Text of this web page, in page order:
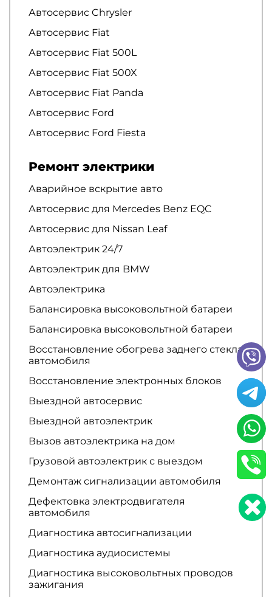
Автосервис Chrysler
Автосервис Fiat
Автосервис Fiat 500L
Автосервис Fiat 500X
Автосервис Fiat Panda
Автосервис Ford
Автосервис Ford Fiesta
Ремонт электрики
Аварийное вскрытие авто
Автосервис для Mercedes Benz EQC
Автосервис для Nissan Leaf
Автоэлектрик 24/7
Автоэлектрик для BMW
Автоэлектрика
Балансировка высоковольтной батареи
Балансировка высоковольтной батареи
Восстановление обогрева заднего стекла
автомобиля
Восстановление электронных блоков
Выездной автосервис
Выездной автоэлектрик
Вызов автоэлектрика на дом
Грузовой автоэлектрик с выездом
Демонтаж сигнализации автомобиля
Дефектовка электродвигателя
автомобиля
Диагностика автосигнализации
Диагностика аудиосистемы
Диагностика высоковольтных проводов
зажигания